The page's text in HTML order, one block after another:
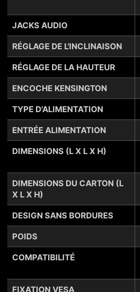
JACKS AUDIO
RÉGLAGE DE L'INCLINAISON
RÉGLAGE DE LA HAUTEUR
ENCOCHE KENSINGTON
TYPE D'ALIMENTATION
ENTRÉE ALIMENTATION
DIMENSIONS (L X L X H)
DIMENSIONS DU CARTON (L
X L X H)
DESIGN SANS BORDURES
POIDS
COMPATIBILITÉ
FIXATION VESA